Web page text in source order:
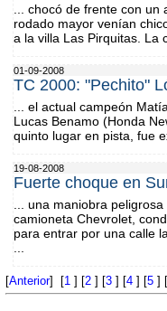
... chocó de frente con un
rodado mayor venían
a la villa Las Pirquitas. La
01-09-2008
TC 2000: "Pechito"
... el actual campeón
Lucas Benamo (Honda
quinto lugar en pista, fue
19-08-2008
Fuerte choque en
... una maniobra
camioneta Chevrolet,
para entrar por una calle
[Anterior] [1 ] [2 ] [3 ] [4 ] [5 ] [